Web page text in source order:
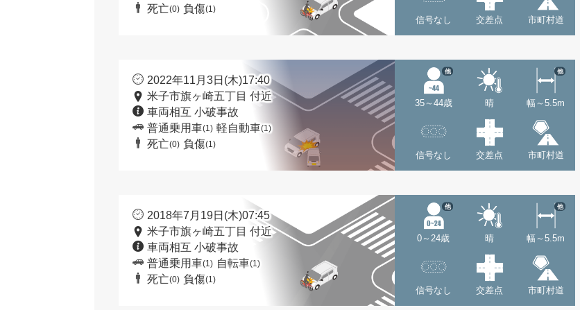
死亡(0) 負傷(1)
信号なし 交差点 市町村道
2022年11月3日(木)17:40
米子市旗ヶ崎五丁目 付近
車両相互 小破事故
普通乗用車(1) 軽自動車(1)
死亡(0) 負傷(1)
35～44歳
他
晴 幅～5.5m
他
信号なし 交差点 市町村道
2018年7月19日(木)07:45
米子市旗ヶ崎五丁目 付近
車両相互 小破事故
普通乗用車(1) 自転車(1)
死亡(0) 負傷(1)
0～24歳
他
晴 幅～5.5m
他
信号なし 交差点 市町村道